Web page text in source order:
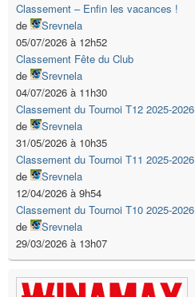
Classement – Enfin les vacances !
de
Srevnela
05/07/2026 à 12h52
Classement Fête du Club
de
Srevnela
04/07/2026 à 11h30
Classement du Tournoi T12 2025-2026
de
Srevnela
31/05/2026 à 10h35
Classement du Tournoi T11 2025-2026
de
Srevnela
12/04/2026 à 9h54
Classement du Tournoi T10 2025-2026
de
Srevnela
29/03/2026 à 13h07